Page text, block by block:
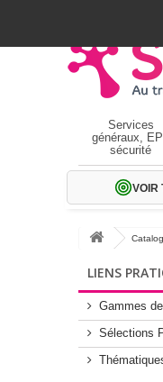
Services
généraux,
sécurité
VOIR
LIENS
Gammes
Sélections